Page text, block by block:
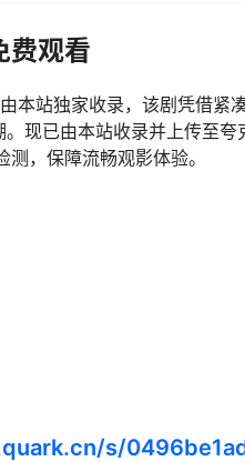
费观看
本站独家收录，该剧凭借紧
现已由本站收录并上传至
，保障流畅观影体验。
s/